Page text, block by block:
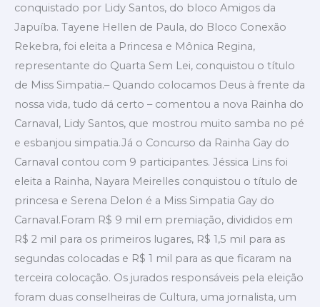
conquistado por Lidy Santos, do bloco Amigos da
Japuíba. Tayene Hellen de Paula, do Bloco Conexão
Rekebra, foi eleita a Princesa e Mônica Regina,
representante do Quarta Sem Lei, conquistou o título
de Miss Simpatia.– Quando colocamos Deus à frente da
nossa vida, tudo dá certo – comentou a nova Rainha do
Carnaval, Lidy Santos, que mostrou muito samba no pé
e esbanjou simpatia.Já o Concurso da Rainha Gay do
Carnaval contou com 9 participantes. Jéssica Lins foi
eleita a Rainha, Nayara Meirelles conquistou o título de
princesa e Serena Delon é a Miss Simpatia Gay do
Carnaval.Foram R$ 9 mil em premiação, divididos em
R$ 2 mil para os primeiros lugares, R$ 1,5 mil para as
segundas colocadas e R$ 1 mil para as que ficaram na
terceira colocação. Os jurados responsáveis pela eleição
foram duas conselheiras de Cultura, uma jornalista, um